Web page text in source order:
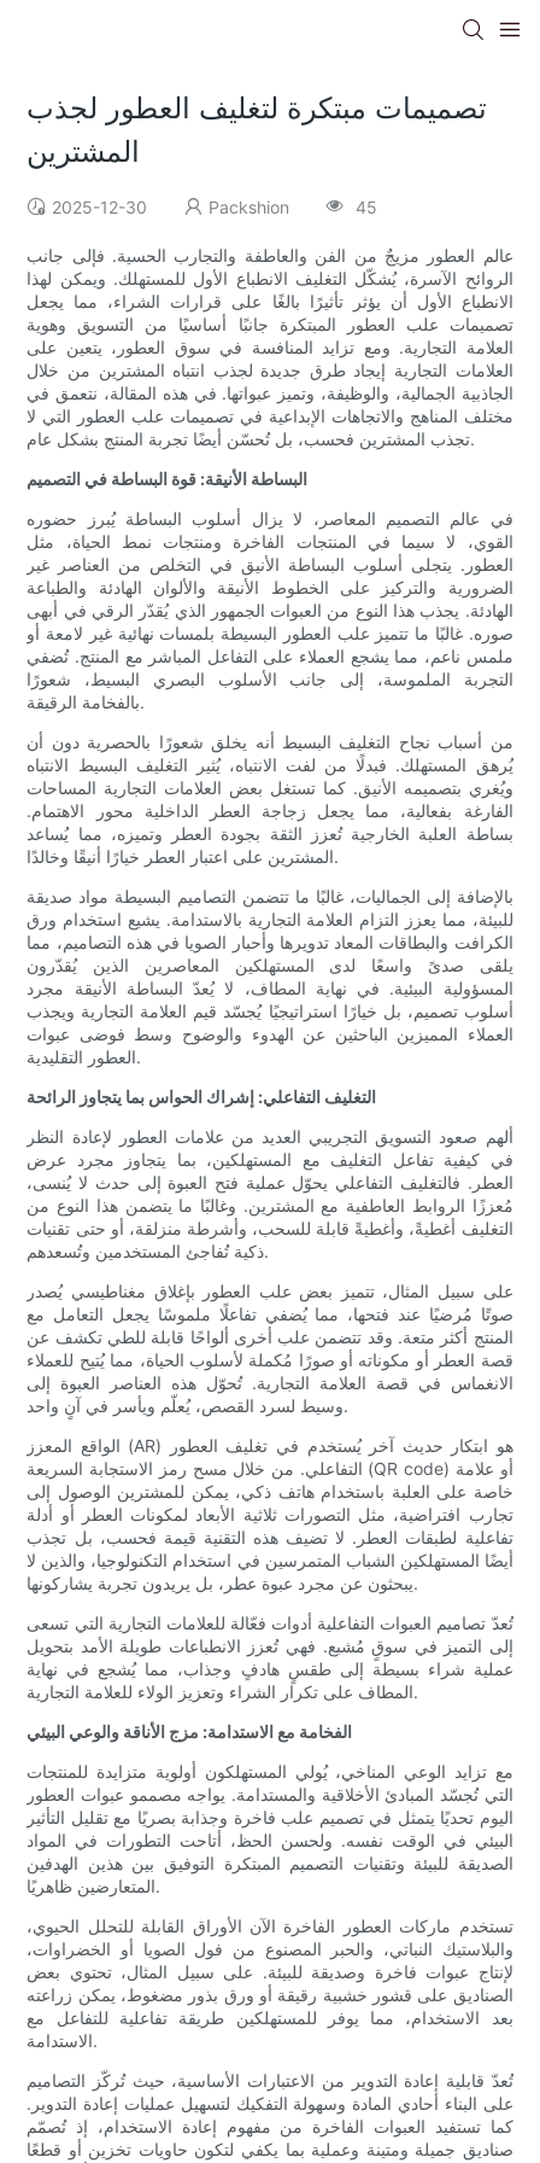
تصميمات مبتكرة لتغليف العطور لجذب
المشترين
2025-12-30 Packshion 45
عالم العطور مزيجٌ من الفن والعاطفة والتجارب الحسية. فإلى جانب
الروائح الآسرة، يُشكّل التغليف الانطباع الأول للمستهلك. ويمكن لهذا
الانطباع الأول أن يؤثر تأثيرًا بالغًا على قرارات الشراء، مما يجعل
تصميمات علب العطور المبتكرة جانبًا أساسيًا من التسويق وهوية
العلامة التجارية. ومع تزايد المنافسة في سوق العطور، يتعين على
العلامات التجارية إيجاد طرق جديدة لجذب انتباه المشترين من خلال
الجاذبية الجمالية، والوظيفة، وتميز عبواتها. في هذه المقالة، نتعمق في
مختلف المناهج والاتجاهات الإبداعية في تصميمات علب العطور التي لا
تجذب المشترين فحسب، بل تُحسّن أيضًا تجربة المنتج بشكل عام.
البساطة الأنيقة: قوة البساطة في التصميم
في عالم التصميم المعاصر، لا يزال أسلوب البساطة يُبرز حضوره
القوي، لا سيما في المنتجات الفاخرة ومنتجات نمط الحياة، مثل
العطور. يتجلى أسلوب البساطة الأنيق في التخلص من العناصر غير
الضرورية والتركيز على الخطوط الأنيقة والألوان الهادئة والطباعة
الهادئة. يجذب هذا النوع من العبوات الجمهور الذي يُقدّر الرقي في أبهى
صوره. غالبًا ما تتميز علب العطور البسيطة بلمسات نهائية غير لامعة أو
ملمس ناعم، مما يشجع العملاء على التفاعل المباشر مع المنتج. تُضفي
التجربة الملموسة، إلى جانب الأسلوب البصري البسيط، شعورًا
بالفخامة الرقيقة.
من أسباب نجاح التغليف البسيط أنه يخلق شعورًا بالحصرية دون أن
يُرهق المستهلك. فبدلًا من لفت الانتباه، يُثير التغليف البسيط الانتباه
ويُغري بتصميمه الأنيق. كما تستغل بعض العلامات التجارية المساحات
الفارغة بفعالية، مما يجعل زجاجة العطر الداخلية محور الاهتمام.
بساطة العلبة الخارجية تُعزز الثقة بجودة العطر وتميزه، مما يُساعد
المشترين على اعتبار العطر خيارًا أنيقًا وخالدًا.
بالإضافة إلى الجماليات، غالبًا ما تتضمن التصاميم البسيطة مواد صديقة
للبيئة، مما يعزز التزام العلامة التجارية بالاستدامة. يشيع استخدام ورق
الكرافت والبطاقات المعاد تدويرها وأحبار الصويا في هذه التصاميم، مما
يلقى صدىً واسعًا لدى المستهلكين المعاصرين الذين يُقدّرون
المسؤولية البيئية. في نهاية المطاف، لا يُعدّ البساطة الأنيقة مجرد
أسلوب تصميم، بل خيارًا استراتيجيًا يُجسّد قيم العلامة التجارية ويجذب
العملاء المميزين الباحثين عن الهدوء والوضوح وسط فوضى عبوات
العطور التقليدية.
التغليف التفاعلي: إشراك الحواس بما يتجاوز الرائحة
ألهم صعود التسويق التجريبي العديد من علامات العطور لإعادة النظر
في كيفية تفاعل التغليف مع المستهلكين، بما يتجاوز مجرد عرض
العطر. فالتغليف التفاعلي يحوّل عملية فتح العبوة إلى حدث لا يُنسى،
مُعززًا الروابط العاطفية مع المشترين. وغالبًا ما يتضمن هذا النوع من
التغليف أغطيةً، وأغطيةً قابلة للسحب، وأشرطة منزلقة، أو حتى تقنيات
ذكية تُفاجئ المستخدمين وتُسعدهم.
على سبيل المثال، تتميز بعض علب العطور بإغلاق مغناطيسي يُصدر
صوتًا مُرضيًا عند فتحها، مما يُضفي تفاعلًا ملموسًا يجعل التعامل مع
المنتج أكثر متعة. وقد تتضمن علب أخرى ألواحًا قابلة للطي تكشف عن
قصة العطر أو مكوناته أو صورًا مُكملة لأسلوب الحياة، مما يُتيح للعملاء
الانغماس في قصة العلامة التجارية. تُحوّل هذه العناصر العبوة إلى
وسيط لسرد القصص، يُعلّم ويأسر في آنٍ واحد.
الواقع المعزز (AR) هو ابتكار حديث آخر يُستخدم في تغليف العطور
التفاعلي. من خلال مسح رمز الاستجابة السريعة (QR code) أو علامة
خاصة على العلبة باستخدام هاتف ذكي، يمكن للمشترين الوصول إلى
تجارب افتراضية، مثل التصورات ثلاثية الأبعاد لمكونات العطر أو أدلة
تفاعلية لطبقات العطر. لا تضيف هذه التقنية قيمة فحسب، بل تجذب
أيضًا المستهلكين الشباب المتمرسين في استخدام التكنولوجيا، والذين لا
يبحثون عن مجرد عبوة عطر، بل يريدون تجربة يشاركونها.
تُعدّ تصاميم العبوات التفاعلية أدوات فعّالة للعلامات التجارية التي تسعى
إلى التميز في سوقٍ مُشبع. فهي تُعزز الانطباعات طويلة الأمد بتحويل
عملية شراء بسيطة إلى طقسٍ هادفٍ وجذاب، مما يُشجع في نهاية
المطاف على تكرار الشراء وتعزيز الولاء للعلامة التجارية.
الفخامة مع الاستدامة: مزج الأناقة والوعي البيئي
مع تزايد الوعي المناخي، يُولي المستهلكون أولوية متزايدة للمنتجات
التي تُجسّد المبادئ الأخلاقية والمستدامة. يواجه مصممو عبوات العطور
اليوم تحديًا يتمثل في تصميم علب فاخرة وجذابة بصريًا مع تقليل التأثير
البيئي في الوقت نفسه. ولحسن الحظ، أتاحت التطورات في المواد
الصديقة للبيئة وتقنيات التصميم المبتكرة التوفيق بين هذين الهدفين
المتعارضين ظاهريًا.
تستخدم ماركات العطور الفاخرة الآن الأوراق القابلة للتحلل الحيوي،
والبلاستيك النباتي، والحبر المصنوع من فول الصويا أو الخضراوات،
لإنتاج عبوات فاخرة وصديقة للبيئة. على سبيل المثال، تحتوي بعض
الصناديق على قشور خشبية رقيقة أو ورق بذور مضغوط، يمكن زراعته
بعد الاستخدام، مما يوفر للمستهلكين طريقة تفاعلية للتفاعل مع
الاستدامة.
تُعدّ قابلية إعادة التدوير من الاعتبارات الأساسية، حيث تُركّز التصاميم
على البناء أحادي المادة وسهولة التفكيك لتسهيل عمليات إعادة التدوير.
كما تستفيد العبوات الفاخرة من مفهوم إعادة الاستخدام، إذ تُصمّم
صناديق جميلة ومتينة وعملية بما يكفي لتكون حاويات تخزين أو قطعًا